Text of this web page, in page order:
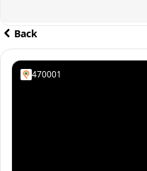
Back
470001